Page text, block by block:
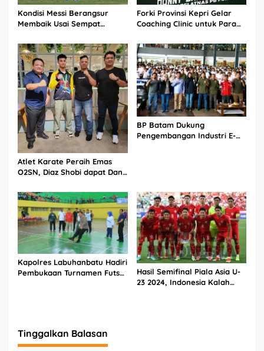
Kondisi Messi Berangsur
Membaik Usai Sempat
Cepat
Forki Provinsi Kepri Gelar
Coaching Clinic untuk Para
Atlet Karate Peraih Emas
O2SN, Diaz Shobi dapat Dana
dan Forki Batam
BP Batam Dukung
Pengembangan Industri E-
Kapolres Labuhanbatu Hadiri
Pembukaan Turnamen Futsal
Hasil Semifinal Piala Asia U-
23 2024, Indonesia Kalah
Tinggalkan Balasan